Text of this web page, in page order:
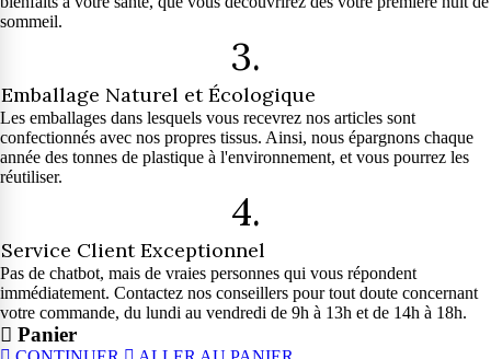
sommeil.
3.
Emballage Naturel et Écologique
Les emballages dans lesquels vous recevrez nos articles sont
confectionnés avec nos propres tissus. Ainsi, nous épargnons chaque
année des tonnes de plastique à l'environnement, et vous pourrez les
réutiliser.
4.
Service Client Exceptionnel
Pas de chatbot, mais de vraies personnes qui vous répondent
immédiatement. Contactez nos conseillers pour tout doute concernant
votre commande, du lundi au vendredi de 9h à 13h et de 14h à 18h.
Panier